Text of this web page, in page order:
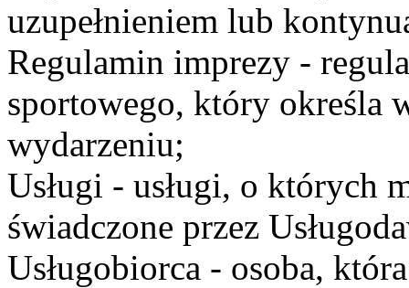
uzupełnieniem lub
Regulamin imprezy -
sportowego, który określa
wydarzeniu;
Usługi - usługi, o których
świadczone przez
Usługobiorca - osoba,